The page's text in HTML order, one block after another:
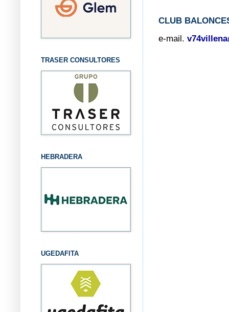
CLUB
e-mail.
TRASER CONSULTORES
HEBRADERA
UGEDAFITA